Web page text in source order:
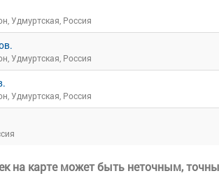
Удмуртская, Россия
Удмуртская, Россия
Удмуртская, Россия
на карте может быть неточным,